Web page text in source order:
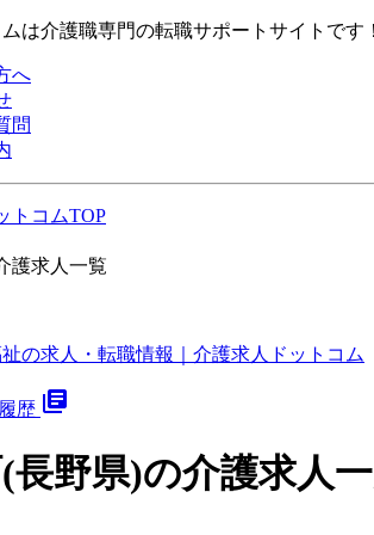
は介護職専門の転職サポートサイトです
へ
問
トコムTOP
護求人一覧
歴 library_books
長野県)の介護求人